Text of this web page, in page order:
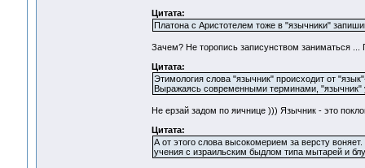
Цитата:
Платона с Аристотелем тоже в "язычники"
Зачем? Не торопись записунством заниматься
Цитата:
Этимология слова "язычник" происходит от
Выражаясь современными терминами, "язычник"
Не ерзай задом по яичнице ))) Язычник - это
Цитата:
А от этого слова высокомерием за версту
учения с израильским быдлом типа мытарей и